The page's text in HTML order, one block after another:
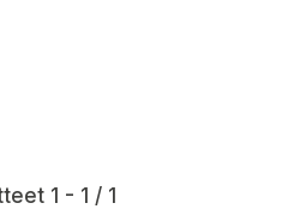
1 - 1 / 1